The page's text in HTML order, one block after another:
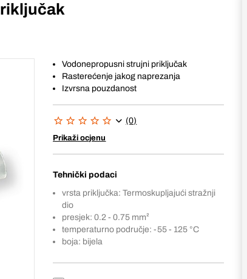
Vodonepropusni strujni priključak
Rasterećenje jakog naprezanja
Izvrsna pouzdanost
(0)
Prikaži ocjenu
Tehnički podaci
vrsta priključka: Termoskupljajući stražnji
dio
presjek: 0.2 - 0.75 mm²
temperaturno područje: -55 - 125 °C
boja: bijela